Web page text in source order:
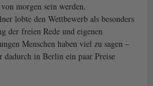
morgen sein werden.
lobte den Wettbewerb als besonders
der freien Rede und eigenen
Menschen haben viel zu sagen –
dadurch in Berlin ein paar Preise